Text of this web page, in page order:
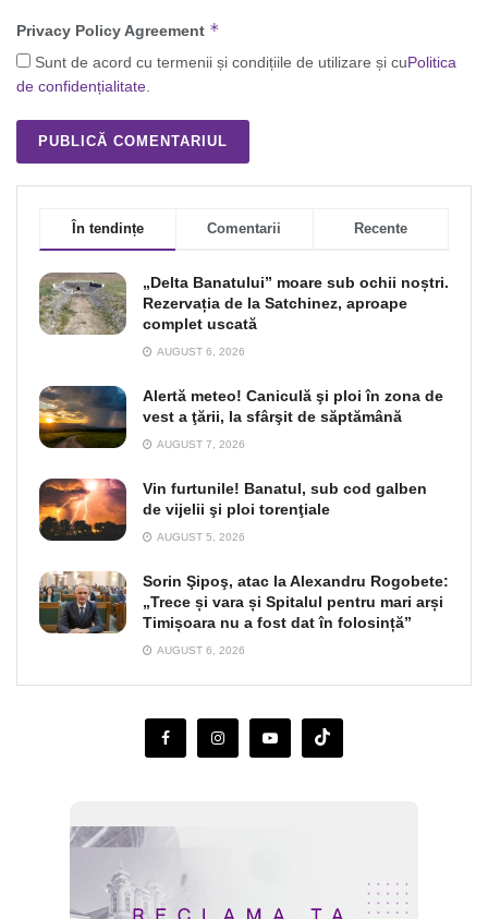
Privacy Policy Agreement *
Sunt de acord cu termenii și condițiile de utilizare și cuPolitica
de confidențialitate
În tendințe Comentarii Recente
„Delta Banatului” moare sub ochii noștri.
Rezervația de la Satchinez, aproape
complet uscată
AUGUST 6, 2026
Alertă meteo! Caniculă şi ploi în zona de
vest a ţării, la sfârşit de săptămână
AUGUST 7, 2026
Vin furtunile! Banatul, sub cod galben
de vijelii şi ploi torenţiale
AUGUST 5, 2026
Sorin Şipoş, atac la Alexandru Rogobete:
„Trece și vara și Spitalul pentru mari arși
Timișoara nu a fost dat în folosință”
AUGUST 6, 2026